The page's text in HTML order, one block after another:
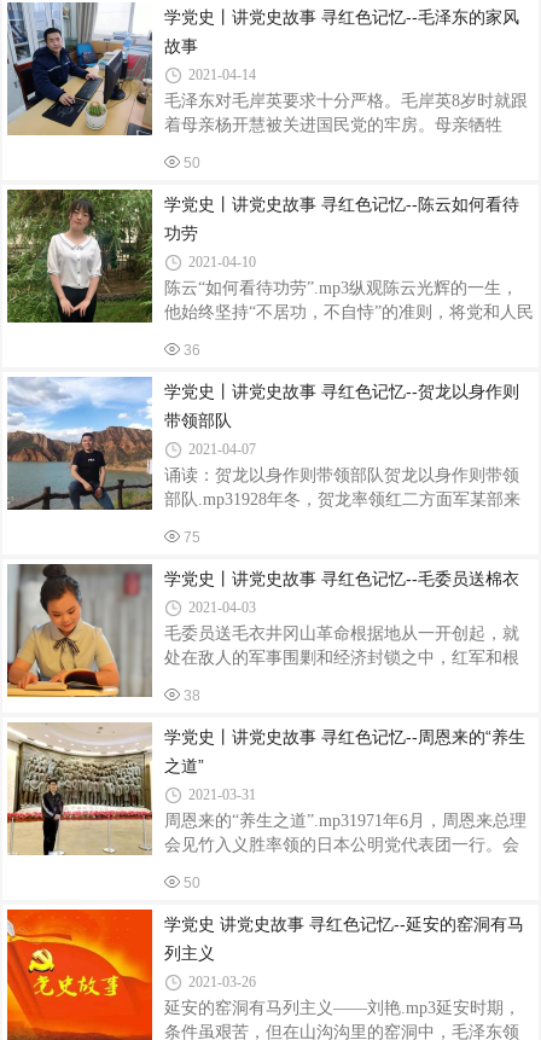
南湖。船在湖里悠游了一圈，摇到离湖心岛烟雨
楼东南约200米的僻静湖面上，便停橹住棹，停在
湖面，一大代表李达的夫人王会悟坐在船头望风
放哨。这是中国共产党第一次全国代表大会最后
一次会议。在上海原法租界举行的一大会议被迫
中断，让每个人都绷紧了安全这根弦。这一天从
上海坐早班火车来嘉兴时，代表们分别乘车，在
学党史丨讲党史故事 寻红色记忆--毛泽东的家风
故事
2021-04-14
毛泽东对毛岸英要求十分严格。毛岸英8岁时就跟
着母亲杨开慧被关进国民党的牢房。母亲牺牲
年夏，在地下党组织安排下他被送到苏联学习。
在苏联卫国战争期间，他参加了苏军，跟随部队
攻到柏林。1946年1月，毛岸英回到延安，这时父
子已分别19年。见面后，毛泽东马上让儿子脱下
洋装，换上布衣，到陕北贫瘠的乡村当农民，拜
农民为师。后来又让他参加西北农村的土地改革
工作队。北平和平解放后，毛岸英和两名扫雷专
家带领一个工兵排，首批进入北平，负责排除重
50
学党史丨讲党史故事 寻红色记忆--陈云如何看待
功劳
2021-04-10
陈云“如何看待功劳”.mp3纵观陈云光辉的一生，
他始终坚持“不居功，不自恃”的准则，将党和人民
个人的账上”。1937年至1944年，陈云担任了7年
的中央组织部长。在离任之际，继任者彭真及其
他一些同志问陈云，有没有什么需要交代的。对
此，陈云在1945年党的七大上作了明确回答。他
说，7年中看到了一种不良倾向：“在我们党内一
部分干部中间，有一股骄气”“许多人喜欢人家说他
好，不喜欢人家说他坏。有的人只能升官，不能
降级，有功必居，有过必避。”他的交代就是，“要
36
学党史丨讲党史故事 寻红色记忆--贺龙以身作则
带领部队
2021-04-07
诵读：贺龙以身作则带领部队贺龙以身作则带领
部队.mp31928年冬，贺龙率领红二方面军某部来
骨。贺龙和战士们一样，一身单衣，一双草鞋，
几天吃不到一粒盐，喝不上一口稀粥。有一次，
炊事员想方设法弄到手指尖大的一点盐巴，给贺
龙专门炒了一碗有盐的辣椒。贺龙尝了一口，知
道是炊事员专门给他做的，便将那碗辣椒倒进了
大锅里。炊事员上前阻挡，贺龙笑着说:“我们官兵
一样，有盐同咸嘛!”1935年长征途中，贺龙跟随红
冷、缺氧，加上时雨时雪的恶劣天气，
75
学党史丨讲党史故事 寻红色记忆--毛委员送棉衣
2021-04-03
毛委员送毛衣井冈山革命根据地从一开创起，就
处在敌人的军事围剿和经济封锁之中，红军和根
月写给中央的报告说：现在五千人的冬衣，有了
棉花，还缺少布。这样冷了，许多士兵还是穿两
层单衣。好在苦惯了。而且什么人都是一样苦。
冬天，井冈山上格外寒冷，红军战士没有棉衣和
棉被，只有两层单衣和薄薄的线毯。在生活上，
每人每天只有五分大洋的油盐柴钱，吃的是粗糙
的红米和没油盐的南瓜汤，晚上，没棉被就靠盖
稻草取暖。毛委员在上井冈山当年的冬天，就指
38
学党史丨讲党史故事 寻红色记忆--周恩来的“养生
之道”
2021-03-31
周恩来的“养生之道”.mp31971年6月，周恩来总理
会见竹入义胜率领的日本公明党代表团一行。会
来说:“在漫长的中国革命战争岁月中有许多同志都
牺牲了。为了把牺牲同志的工作都承担起来，我
们活着的人更要加倍工作。我每天都以此激励自
己，这也可以算是我的“养身之道”吧。”周恩来
的“养身之道”，既是对自己人生信条的诠释，更是
对他一生孜孜以求忘我工作的鞭策。无论是血腥
50
学党史 讲党史故事 寻红色记忆--延安的窑洞有马
列主义
2021-03-26
延安的窑洞有马列主义——刘艳.mp3延安时期，
条件虽艰苦，但在山沟沟里的窑洞中，毛泽东领